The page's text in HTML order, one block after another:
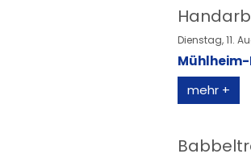
Dienstag, 11.
mehr +